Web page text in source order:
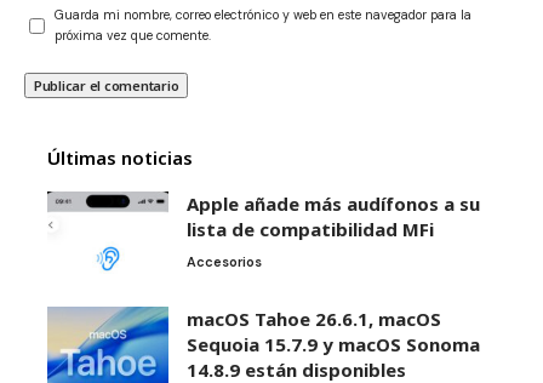
Guarda mi nombre, correo electrónico y web en este navegador para la
próxima vez que comente.
Últimas noticias
Apple añade más audífonos a su
lista de compatibilidad MFi
Accesorios
macOS Tahoe 26.6.1, macOS
Sequoia 15.7.9 y macOS Sonoma
14.8.9 están disponibles